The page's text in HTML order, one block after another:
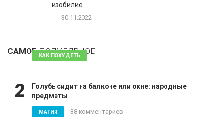
изобилие
30.11.2022
САМОЕПОПУЛЯРНОЕ
КАК ПОХУДЕТЬ 81 комментарий
2
Голубь сидит на балконе или окне: народные
предметы
МАГИЯ 38 комментариев